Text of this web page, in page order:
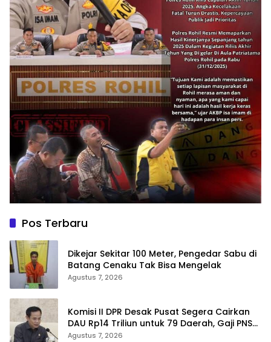
Pos Terbaru
Dikejar Sekitar 100 Meter, Pengedar Sabu di
Agustus 7, 2026
Komisi II DPR Desak Pusat Segera Cairkan
DAU Rp14 Triliun untuk 79 Daerah, Gaji PNS
Terancam Telat
Agustus 7, 2026